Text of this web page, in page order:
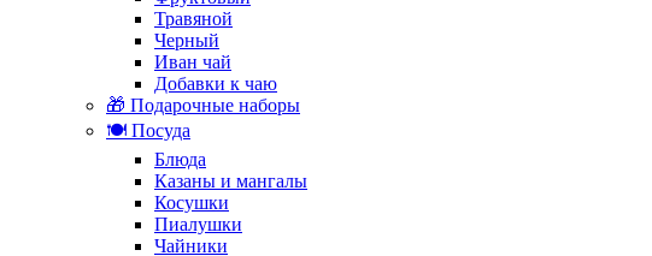
Травяной
Черный
Иван чай
Добавки к чаю
🎁 Подарочные наборы
🍽️ Посуда
Блюда
Казаны и мангалы
Косушки
Пиалушки
Чайники